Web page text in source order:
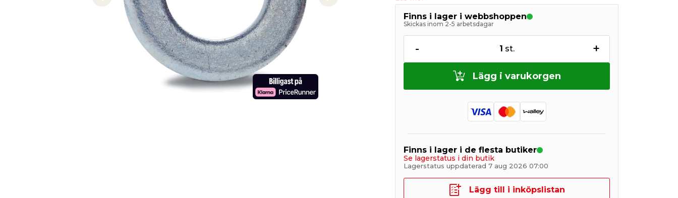
Previous slide Next slide
Finns i lager i webbshoppen
Skickas inom 2-5 arbetsdagar
- 1 st. +
Lägg i varukorgen
Finns i lager i de flesta butiker
Se lagerstatus i din butik
Lagerstatus uppdaterad 7 aug 2026 07:00
Lägg till i inköpslistan